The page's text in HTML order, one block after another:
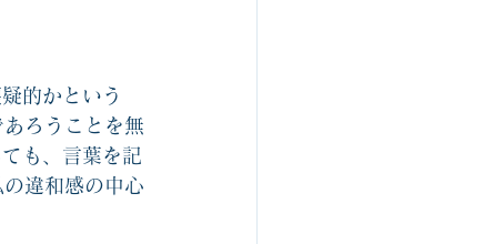
的かという
ろうことを無
も、言葉を記
違和感の中心